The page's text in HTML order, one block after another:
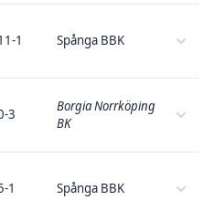
1 Spånga BBK
3
Borgia Norrköping
BK
1 Spånga BBK